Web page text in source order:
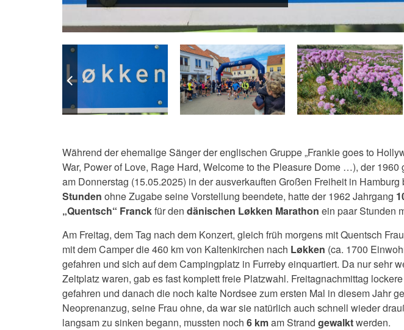
Während der ehemalige Sänger der englischen Gruppe „Frankie goes to
War, Power of Love, Rage Hard, Welcome to the Pleasure Dome …), der 1960
am Donnerstag (15.05.2025) in der ausverkauften Großen Freiheit in
Stunden ohne Zugabe seine Vorstellung beendete, hatte der 1962 Jahrgang
„Quentsch“ Franckfür den dänischen Løkken Marathon ein paar Stunden
Am Freitag, dem Tag nach dem Konzert, gleich früh morgens mit Quentsch
mit dem Camper die 460 km von Kaltenkirchen nach Løkken (ca. 1700
gefahren und sich auf dem Campingplatz in Furreby einquartiert. Da nur sehr
Zeltplatz waren, gab es fast komplett freie Platzwahl. Freitagnachmittag lockere
gefahren und danach die noch kalte Nordsee zum ersten Mal in diesem Jahr
Neoprenanzug, seine Frau ohne, da war sie natürlich auch schnell wieder
langsam zu sinken begann, mussten noch 6 kmam Strand gewalktwerden.